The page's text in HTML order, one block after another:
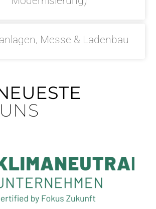
Messe & Ladenbau